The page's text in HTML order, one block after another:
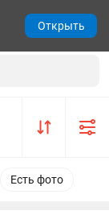
Есть фото
Открыть